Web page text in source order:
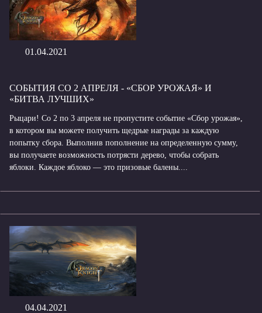
01.04.2021
СОБЫТИЯ СО 2 АПРЕЛЯ - «СБОР УРОЖАЯ» И
«БИТВА ЛУЧШИХ»
Рыцари! Со 2 по 3 апреля не пропустите событие «Сбор урожая»,
в котором вы можете получить щедрые награды за каждую
попытку сбора. Выполнив пополнение на определенную сумму,
вы получаете возможность потрясти дерево, чтобы собрать
яблоки. Каждое яблоко — это призовые балены....
04.04.2021